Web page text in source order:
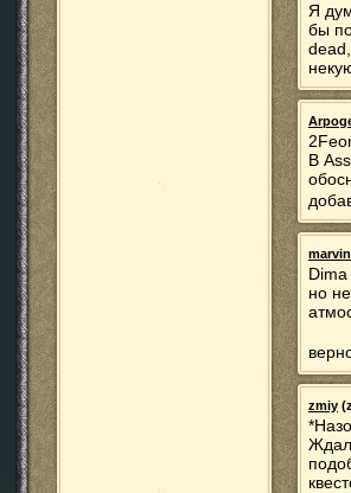
Я
бы
В
marvin
Dima
но
zmiy
Ждал